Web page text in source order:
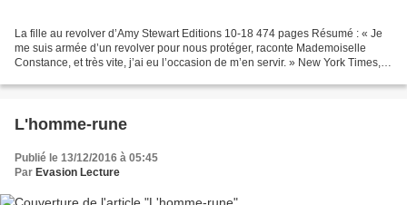
La fille au revolver d’Amy Stewart Editions 10-18 474 pages Résumé : « Je
me suis armée d’un revolver pour nous protéger, raconte Mademoiselle
Constance, et très vite, j’ai eu l’occasion de m’en servir. » New York Times, 3
L'homme-rune
Publié le 13/12/2016 à 05:45
Par Evasion Lecture